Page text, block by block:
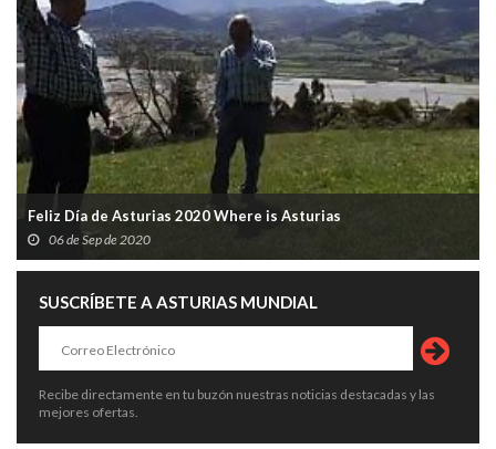
Feliz Día de Asturias 2020 Where is Asturias
06 de Sep de 2020
SUSCRÍBETE A ASTURIAS MUNDIAL
Recibe directamente en tu buzón nuestras noticias destacadas y las
mejores ofertas.